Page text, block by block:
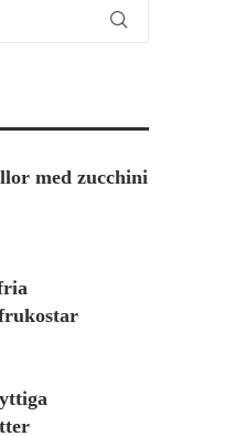
med zucchini